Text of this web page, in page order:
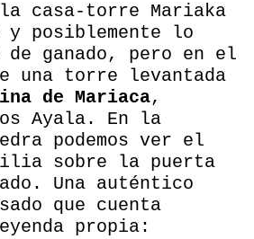
casa-torre Mariaka
y posiblemente lo
de ganado, pero en el
torre levantada
de Mariaca,
Ayala. En la
podemos ver el
sobre la puerta
Una auténtico
que cuenta
propia: